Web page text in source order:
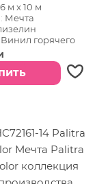
м х 10 м
Мечта
Винил горячего